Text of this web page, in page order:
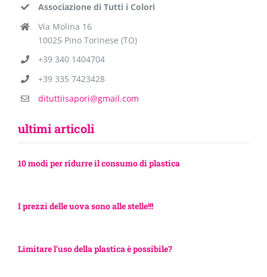
Associazione di Tutti i Colori
Via Molina 16
10025 Pino Torinese (TO)
+39 340 1404704
+39 335 7423428
dituttiisapori@gmail.com
ultimi articoli
10 modi per ridurre il consumo di plastica
I prezzi delle uova sono alle stelle!!!
Limitare l’uso della plastica è possibile?